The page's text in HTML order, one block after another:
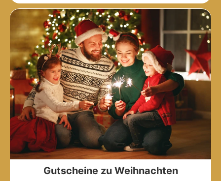
Gutscheine zu Weihnachten